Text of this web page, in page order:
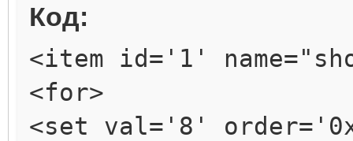
Код:
<item id='1'
<for>
<set val='8'